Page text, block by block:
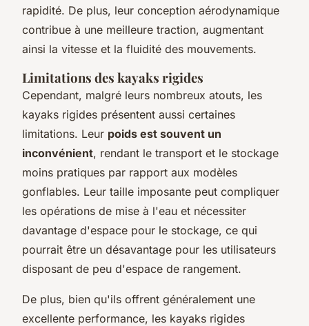
rapidité. De plus, leur conception aérodynamique
contribue à une meilleure traction, augmentant
ainsi la vitesse et la fluidité des mouvements.
Limitations des kayaks rigides
Cependant, malgré leurs nombreux atouts, les
kayaks rigides présentent aussi certaines
limitations. Leur poids est souvent un
inconvénient, rendant le transport et le stockage
moins pratiques par rapport aux modèles
gonflables. Leur taille imposante peut compliquer
les opérations de mise à l'eau et nécessiter
davantage d'espace pour le stockage, ce qui
pourrait être un désavantage pour les utilisateurs
disposant de peu d'espace de rangement.
De plus, bien qu'ils offrent généralement une
excellente performance, les kayaks rigides